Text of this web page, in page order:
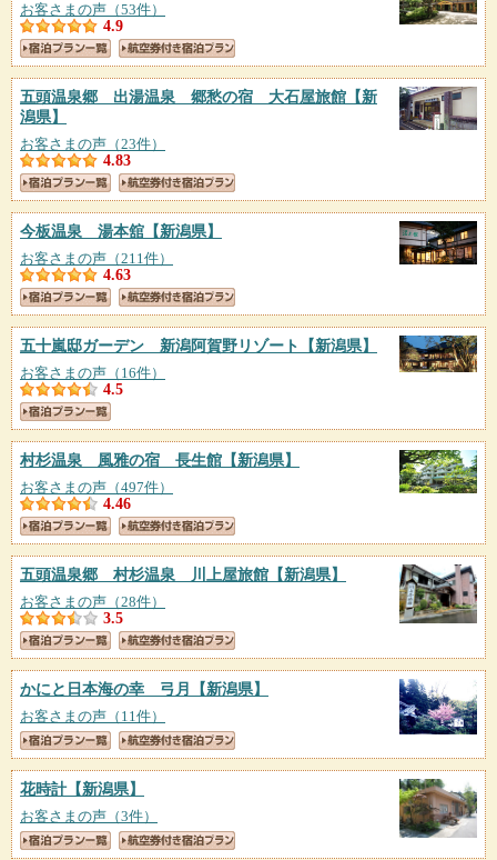
お客さまの声（53件）
4.9
五頭温泉郷 出湯温泉 郷愁の宿 大石屋旅館 【新
潟県】
お客さまの声（23件）
4.83
今板温泉 湯本舘 【新潟県】
お客さまの声（211件）
4.63
五十嵐邸ガーデン 新潟阿賀野リゾート 【新潟県】
お客さまの声（16件）
4.5
村杉温泉 風雅の宿 長生館 【新潟県】
お客さまの声（497件）
4.46
五頭温泉郷 村杉温泉 川上屋旅館 【新潟県】
お客さまの声（28件）
3.5
かにと日本海の幸 弓月 【新潟県】
お客さまの声（11件）
花時計【新潟県】
お客さまの声（3件）